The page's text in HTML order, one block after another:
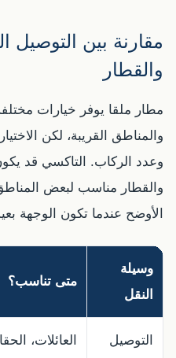
مقارنة بين التوصيل
والقطار
مطار ملقا يوفر خيارات
والمناطق القريبة، لكن
وعدد الركاب. التاكسي قد
والقطار مناسب لبعض
الأوضح عندما تكون الوجهة
وسيلة
النقل
متى تناسب؟
التوصيل
العائلات،